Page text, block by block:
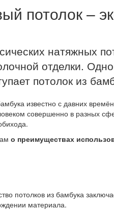
потолок –
натяжных
отделки.
потолок из
известно с давних
совершенно в разных
о преимуществах
потолков из бамбука
материала.